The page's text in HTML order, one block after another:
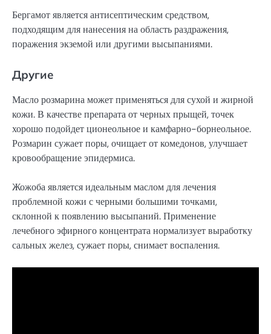
Бергамот является антисептическим средством,
подходящим для нанесения на область раздражения,
поражения экземой или другими высыпаниями.
Другие
Масло розмарина может применяться для сухой и жирной
кожи. В качестве препарата от черных прыщей, точек
хорошо подойдет ционеольное и камфарно-борнеольное.
Розмарин сужает поры, очищает от комедонов, улучшает
кровообращение эпидермиса.
Жожоба является идеальным маслом для лечения
проблемной кожи с черными большими точками,
склонной к появлению высыпаний. Применение
лечебного эфирного концентрата нормализует выработку
сальных желез, сужает поры, снимает воспаления.